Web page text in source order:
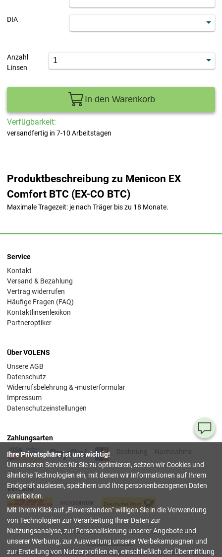
DIA
Anzahl
Linsen
In den Warenkorb
Verfügbarkeit:
versandfertig in 7-10 Arbeitstagen
Produktbeschreibung zu Menicon EX
Comfort BTC (EX-CO BTC)
Maximale Tragezeit: je nach Träger bis zu 18 Monate.
Service
Kontakt
Versand & Bezahlung
Vertrag widerrufen
Häufige Fragen (FAQ)
Kontaktlinsenlexikon
Partneroptiker
Über VOLENS
Unsere AGB
Datenschutz
Widerrufsbelehrung & -musterformular
Impressum
Datenschutzeinstellungen
Zahlungsarten
Rechnung
Nachnahme
Versand
Alle Preise verstehen sich inkl. deutscher Mwst, z.T. zzgl.
Versandkosten.
Bei Lieferung ins Ausland gelten wg. anderer lokaler Mwst.-Sätze
Ihre Privatsphäre ist uns wichtig!
Um unseren Service für Sie zu optimieren, setzen wir Cookies und
ähnliche Technologien ein, mit denen wir Informationen auf Ihrem
Endgerät auslesen, speichern und Ihre personenbezogenen Daten
verarbeiten.
Mit Ihrem Klick auf Einverstanden willigen Sie in die Verwendung
von Technologien zur Verarbeitung Ihrer Daten zur
Nutzungsanalyse, zur Personalisierung unserer Angebote und
unserer Werbung, zur Auswertung unserer Werbekampagnen und
zur Erstellung von Nutzerprofilen ein, einschließlich der Übermittlung
Sie